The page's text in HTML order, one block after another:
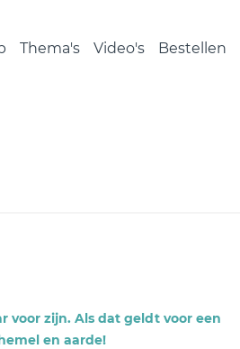
Thema's Video's Bestellen
voor zijn. Als dat geldt voor een
en aarde!